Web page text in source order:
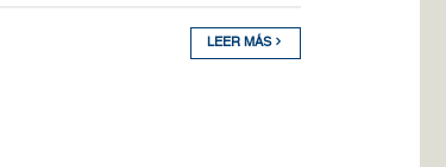
LEER MÁS